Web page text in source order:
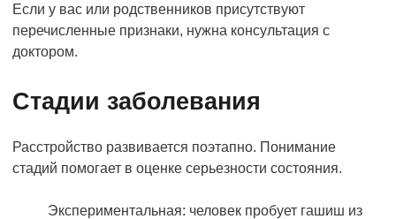
Если у вас или родственников присутствуют
перечисленные признаки, нужна консультация с
доктором.
Стадии заболевания
Расстройство развивается поэтапно. Понимание
стадий помогает в оценке серьезности состояния.
Экспериментальная: человек пробует гашиш из